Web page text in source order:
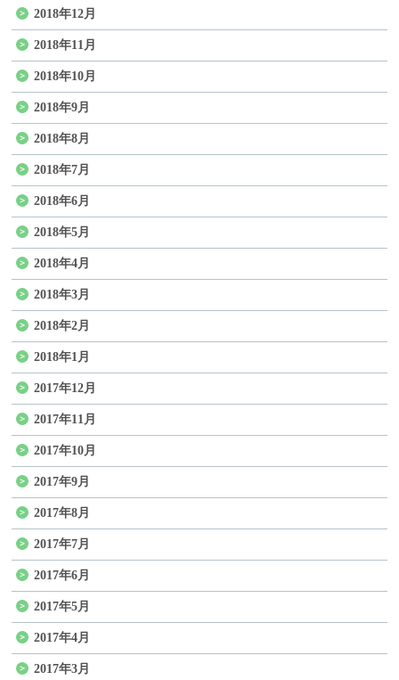
2018年12月
2018年11月
2018年10月
2018年9月
2018年8月
2018年7月
2018年6月
2018年5月
2018年4月
2018年3月
2018年2月
2018年1月
2017年12月
2017年11月
2017年10月
2017年9月
2017年8月
2017年7月
2017年6月
2017年5月
2017年4月
2017年3月